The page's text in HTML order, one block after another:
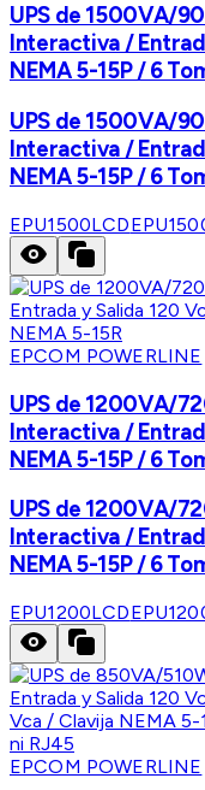
UPS de 1500VA/
Interactiva /
NEMA 5-15P / 6
UPS de 1500VA/
Interactiva /
NEMA 5-15P / 6
EPU1500LCD
EPCOM POWERLINE
UPS de 1200VA/
Interactiva /
NEMA 5-15P / 6
UPS de 1200VA/
Interactiva /
NEMA 5-15P / 6
EPU1200LCD
EPCOM POWERLINE